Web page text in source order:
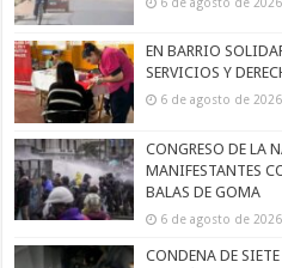
EN BARRIO
SERVICIOS Y
6 de agosto de 2026
CONGRESO DE LA
MANIFESTANTES
BALAS DE GOMA
6 de agosto de 2026
CONDENA DE